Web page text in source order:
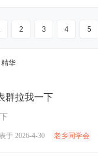
2 3 4 5
精华
群拉我一下
于 2026-4-30 老乡同学会